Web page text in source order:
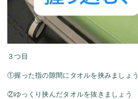
３つ目
①握った指の隙間にタオルを挟みましょう
②ゆっくり挟んだタオルを抜きましょう